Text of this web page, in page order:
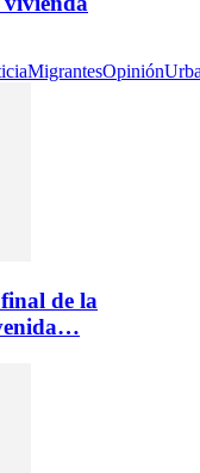
MigrantesOpinión
de la